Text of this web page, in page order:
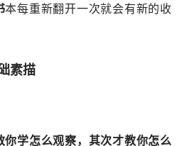
本每重新翻开一次就会有新的收
素描
你学怎么观察，其次才教你怎么